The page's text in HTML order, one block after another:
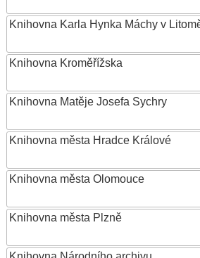
Knihovna Karla Hynka Máchy v
Knihovna Kroměřížska
Knihovna Matěje Josefa Sychry
Knihovna města Hradce Králové
Knihovna města Olomouce
Knihovna města Plzně